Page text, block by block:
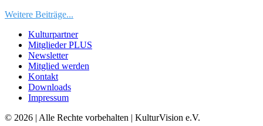
Weitere Beiträge...
Kulturpartner
Mitglieder PLUS
Newsletter
Mitglied werden
Kontakt
Downloads
Impressum
© 2026 | Alle Rechte vorbehalten | KulturVision e.V.